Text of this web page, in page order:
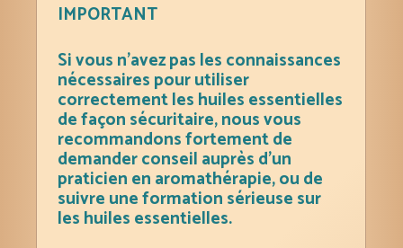
IMPORTANT
Si vous n’avez pas les connaissances
nécessaires pour utiliser
correctement les huiles essentielles
de façon sécuritaire, nous vous
recommandons fortement de
demander conseil auprès d’un
praticien en aromathérapie, ou de
suivre une formation sérieuse sur
les huiles essentielles.